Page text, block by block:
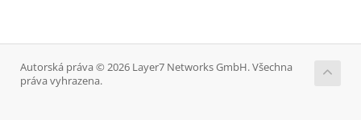
Autorská práva © 2026 Layer7 Networks GmbH. Všechna
práva vyhrazena.